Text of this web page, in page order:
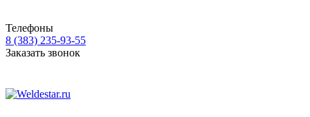
Телефоны
8 (383) 235-93-55
Заказать звонок